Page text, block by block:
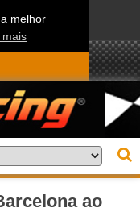
melhor
mais
ao